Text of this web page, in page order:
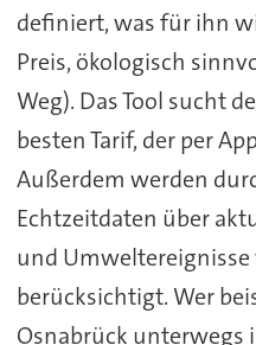
definiert, was für ihn
Preis, ökologisch
Weg). Das Tool sucht
besten Tarif, der per
Außerdem werden
Echtzeitdaten über
und
berücksichtigt. Wer
Osnabrück unterwegs